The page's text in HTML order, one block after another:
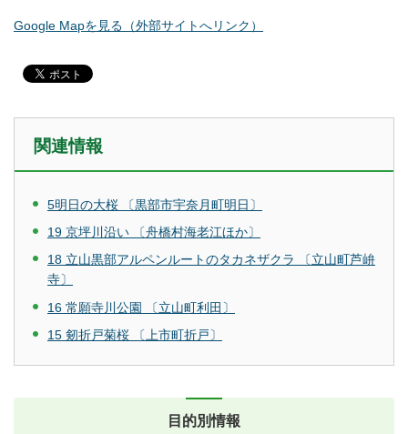
Google Mapを見る（外部サイトへリンク）
関連情報
5明日の大桜 〔黒部市宇奈月町明日〕
19 京坪川沿い 〔舟橋村海老江ほか〕
18 立山黒部アルペンルートのタカネザクラ 〔立山町芦峅
寺〕
16 常願寺川公園 〔立山町利田〕
15 剱折戸菊桜 〔上市町折戸〕
目的別情報